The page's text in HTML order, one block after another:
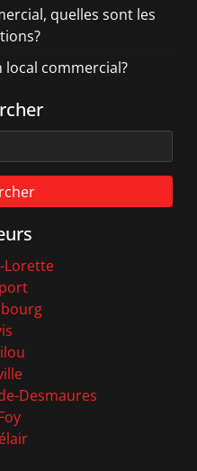
quelles sont les
commercial?
Lorette
Desmaures